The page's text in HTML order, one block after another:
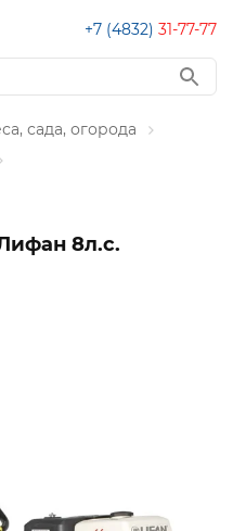
+7 (4832) 31-77-77
сада, огорода
8л.с.